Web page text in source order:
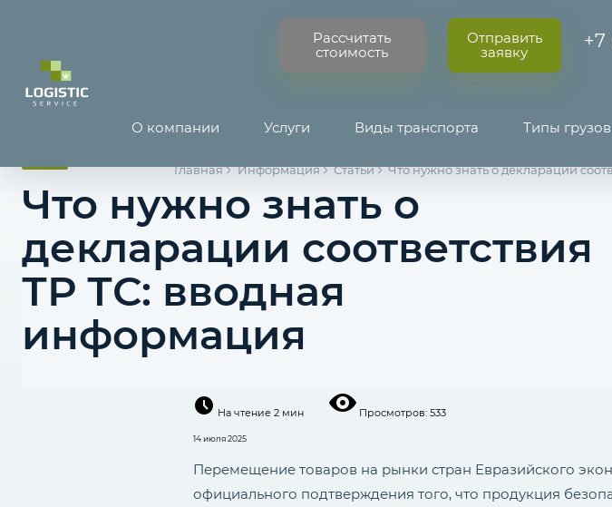
Рассчитать
стоимость
Отправить
заявку
+7
О компании Услуги Виды транспорта Типы грузов
Главная Информация Статьи Что нужно знать о декларации
Что нужно знать о
декларации соответствия
ТР ТС: вводная
информация
На чтение 2 мин Просмотров: 533
14 июля 2025
Перемещение товаров на рынки стран Евразийского
официального подтверждения того, что продукция